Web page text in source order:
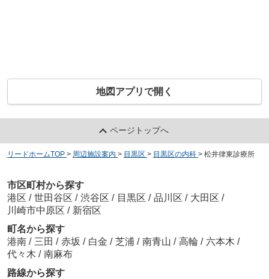
地図アプリで開く
ページトップへ
リードホームTOP > 周辺施設案内 > 目黒区 > 目黒区の内科 > 松井律東診療所
市区町村から探す
港区 / 世田谷区 / 渋谷区 / 目黒区 / 品川区 / 大田区 /
川崎市中原区 / 新宿区
町名から探す
港南 / 三田 / 赤坂 / 白金 / 芝浦 / 南青山 / 高輪 / 六本木 /
代々木 / 南麻布
路線から探す